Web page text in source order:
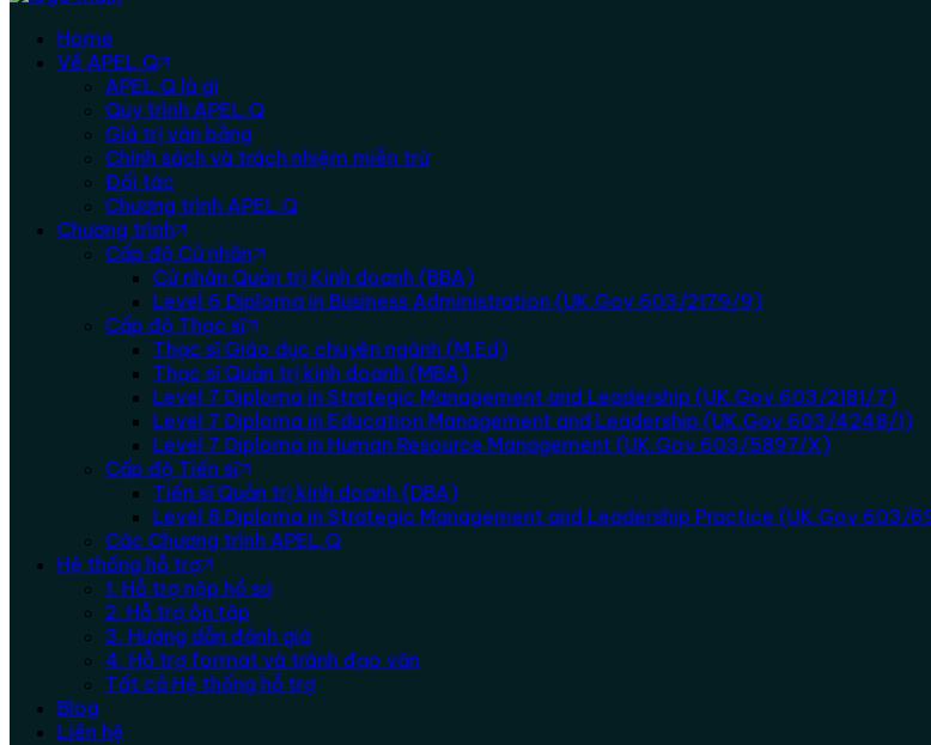
Home
Về APEL.Q
APEL.Q là gì
Quy trình APEL.Q
Giá trị văn bằng
Chính sách và trách nhiệm miễn trừ
Đối tác
Chương trình APEL.Q
Chương trình
Cấp độ Cử nhân
Cử nhân Quản trị Kinh doanh (BBA)
Level 6 Diploma in Business Administration (UK.Gov 603/2179/9)
Cấp độ Thạc sĩ
Thạc sĩ Giáo dục chuyên ngành (M.Ed)
Thạc sĩ Quản trị kinh doanh (MBA)
Level 7 Diploma in Strategic Management and Leadership (UK.Gov 603/2181/7)
Level 7 Diploma in Education Management and Leadership (UK.Gov 603/4248/1)
Level 7 Diploma in Human Resource Management (UK.Gov 603/5897/X)
Cấp độ Tiến sĩ
Tiến sĩ Quản trị kinh doanh (DBA)
Level 8 Diploma in Strategic Management and Leadership Practice (UK.Gov 603/
Các Chương trình APEL.Q
Hệ thống hỗ trợ
1. Hỗ trợ nộp hồ sơ
2. Hỗ trợ ôn tập
3. Hướng dẫn đánh giá
4. Hỗ trợ format và tránh đạo văn
Tất cả Hệ thống hỗ trợ
Blog
Liên hệ